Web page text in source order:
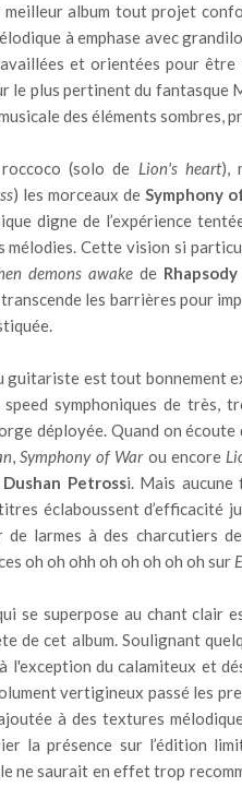
meilleur album tout projet
à emphase avec
et orientées pour être
le plus pertinent du fantasque
des éléments sombres,
(solo de Lion's heart),
) les morceaux de Symphony
digne de l’expérience
Cette vision si
demons awakede
les barrières pour
guitariste est tout bonnement
speed symphoniques de
déployée. Quand on
,Symphony of War ou encore
Dushan Petrossi. Mais aucune
éclaboussent d’efficacité
larmes à des charcutiers
oh oh ohh oh oh oh oh oh sur
se superpose au chant clair
de cet album. Soulignant
l'exception du calamiteux et
vertigineux passé les
à des textures
la présence sur l’édition
ne saurait en effet trop